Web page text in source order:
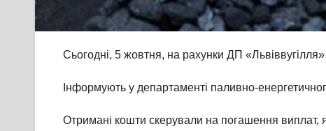
Сьогодні, 5 жовтня, на рахунки ДП «Львіввугілля»
Інформують у департаменті паливно-
Отримані кошти скерували на погашення виплат,